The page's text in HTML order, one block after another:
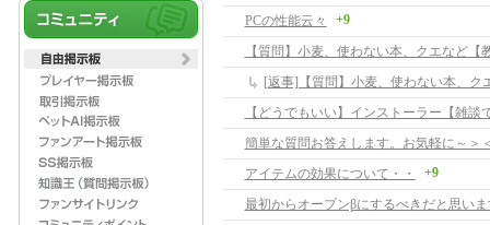
PCの性能云々
+9
【質問】小麦、使わない本、クエなど【
【どうでもいい】インストーラー【雑談
簡単な質問お答えします。お気軽に～＞
アイテムの効果について・・
+9
最初からオープンβにするべきだと思いま